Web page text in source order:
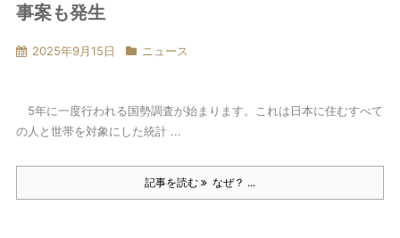
事案も発生
2025年9月15日 ニュース
5年に一度行われる国勢調査が始まります。これは日本に住むすべて
の人と世帯を対象にした統計 ...
記事を読む なぜ？ ...